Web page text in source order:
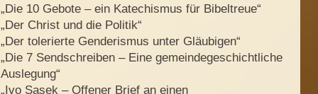
„Die 10 Gebote – ein Katechismus für Bibeltreue“
„Der Christ und die Politik“
„Der tolerierte Genderismus unter Gläubigen“
„Die 7 Sendschreiben – Eine gemeindegeschichtliche
Auslegung“
„Ivo Sasek – Offener Brief an einen